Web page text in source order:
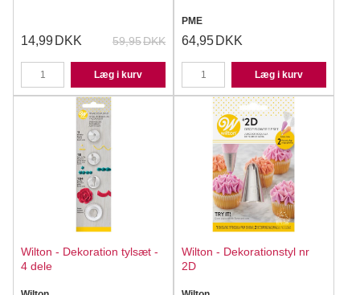
59,95DKK
14,99 DKK
Læg i kurv
PME
64,95 DKK
Læg i kurv
Wilton - Dekoration tylsæt -
4 dele
Wilton - Dekorationstyl nr
2D